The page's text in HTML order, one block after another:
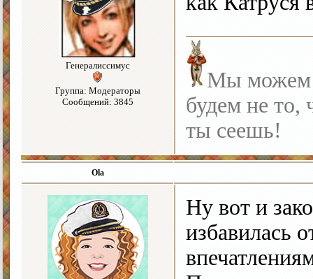
Генералиссимус
Группа: Модераторы
Сообщений: 3845
Мы можем
будем не то,
ты сеешь!
Ola
Ну вот и
избавилась